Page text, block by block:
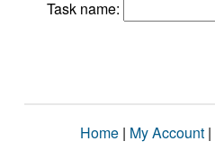
Task name:
Home | My Account |